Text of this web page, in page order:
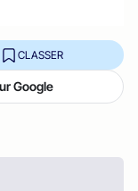
CLASSER
Google